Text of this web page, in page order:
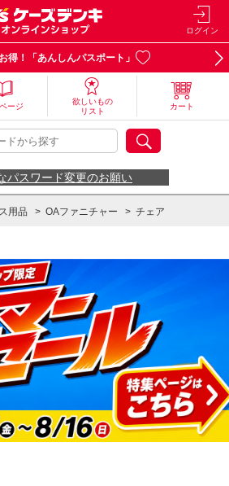
ログイン
得！「あんしんパスポート」
ージ
欲しいもの
リスト
カート
パスワード変更のお願い
用品 > OAファニチャー > チェア